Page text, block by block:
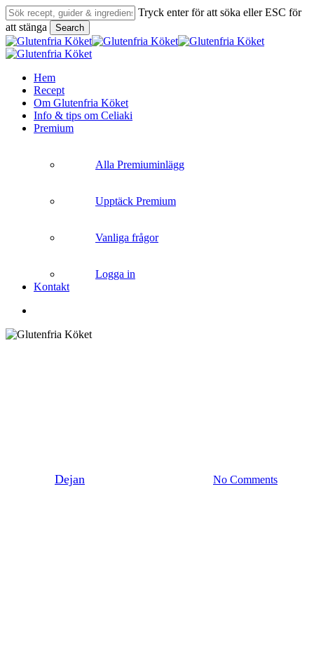
Skip
to
main
content
Tryck enter för att söka eller ESC för
att stänga
Search
Close
Search
search
Menu
Hem
Recept
Om Glutenfria Köket
Info & tips om Celiaki
Premium
Alla Premiuminlägg
Upptäck Premium
Vanliga frågor
Logga in
Kontakt
Dejan No Comments